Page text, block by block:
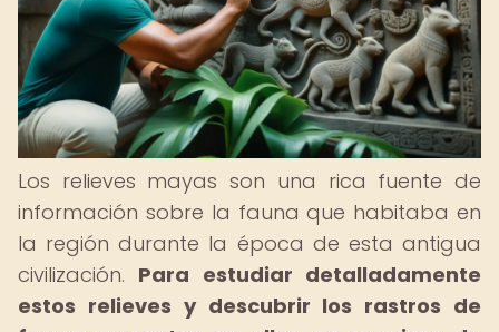
Los relieves mayas son una rica fuente de
información sobre la fauna que habitaba en
la región durante la época de esta antigua
civilización. Para estudiar detalladamente
estos relieves y descubrir los rastros de